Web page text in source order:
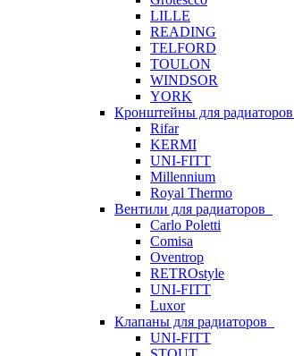
LILLE
READING
TELFORD
TOULON
WINDSOR
YORK
Кронштейны для радиаторов
Rifar
KERMI
UNI-FITT
Millennium
Royal Thermo
Вентили для радиаторов
Carlo Poletti
Comisa
Oventrop
RETROstyle
UNI-FITT
Luxor
Клапаны для радиаторов
UNI-FITT